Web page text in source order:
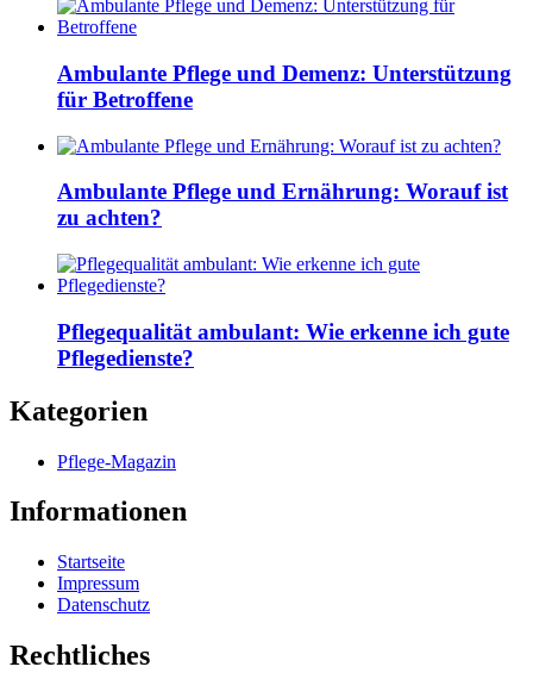
Ambulante Pflege und Demenz: Unterstützung
für Betroffene
Ambulante Pflege und Ernährung: Worauf ist
zu achten?
Pflegequalität ambulant: Wie erkenne ich gute
Pflegedienste?
Kategorien
Pflege-Magazin
Informationen
Startseite
Impressum
Datenschutz
Rechtliches